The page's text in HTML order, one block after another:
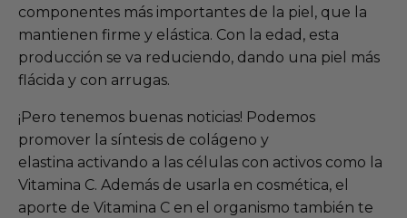
componentes más importantes de la piel, que la
mantienen firme y elástica. Con la edad, esta
producción se va reduciendo, dando una piel más
flácida y con arrugas.
¡ Pero tenemos buenas noticias! Podemos
promover la síntesis de colágeno y
elastina activando a las células con activos como la
Vitamina C. Además de usarla en cosmética, el
aporte de Vitamina C en el organismo también te